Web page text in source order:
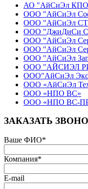
АО "АйСиЭл
ООО "АйСиЭл
ООО "АйСиЭл
ООО "ДжиДиСи
ООО "АйСиЭл
ООО "АйСиЭл
ООО "АйСиЭл
ООО "АЙСИЭЛ
ООО"АйСиЭл
ООО «АйСиЭл
ООО «НПО ВС»
ООО «НПО ВС-
ЗАКАЗАТЬ
Ваше ФИО*
Компания*
E-mail